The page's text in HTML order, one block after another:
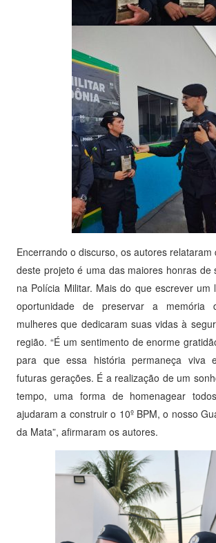
Encerrando o discurso, os autores
deste projeto é uma das maiores honras de
na Polícia Militar. Mais do que escrever um
oportunidade de preservar a memória
mulheres que dedicaram suas vidas à
região. “É um sentimento de enorme
para que essa história permaneça viva
futuras gerações. É a realização de um
tempo, uma forma de homenagear
ajudaram a construir o 10º BPM, o nosso
da Mata”, afirmaram os autores.